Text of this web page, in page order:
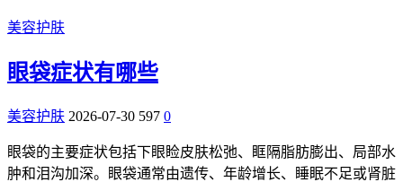
美容护肤
眼袋症状有哪些
美容护肤 2026-07-30 597 0
眼袋的主要症状包括下眼睑皮肤松弛、眶隔脂肪膨出、局部水
肿和泪沟加深。眼袋通常由遗传、年龄增长、睡眠不足或肾脏